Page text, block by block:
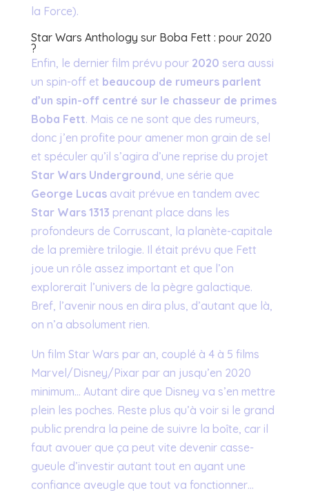
la Force).
Star Wars Anthology sur Boba Fett : pour 2020
?
Enfin, le dernier film prévu pour 2020 sera aussi
un spin-off et beaucoup de rumeurs parlent
d’un spin-off centré sur le chasseur de primes
Boba Fett. Mais ce ne sont que des rumeurs,
donc j’en profite pour amener mon grain de sel
et spéculer qu’il s’agira d’une reprise du projet
Star Wars Underground, une série que
George Lucasavait prévue en tandem avec
Star Wars 1313 prenant place dans les
profondeurs de Corruscant, la planète-capitale
de la première trilogie. Il était prévu que Fett
joue un rôle assez important et que l’on
explorerait l’univers de la pègre galactique.
Bref, l’avenir nous en dira plus, d’autant que là,
on n’a absolument rien.
Un film Star Wars par an, couplé à 4 à 5 films
Marvel/Disney/Pixar par an jusqu’en 2020
minimum… Autant dire que Disney va s’en mettre
plein les poches. Reste plus qu’à voir si le grand
public prendra la peine de suivre la boîte, car il
faut avouer que ça peut vite devenir casse-
gueule d’investir autant tout en ayant une
confiance aveugle que tout va fonctionner…